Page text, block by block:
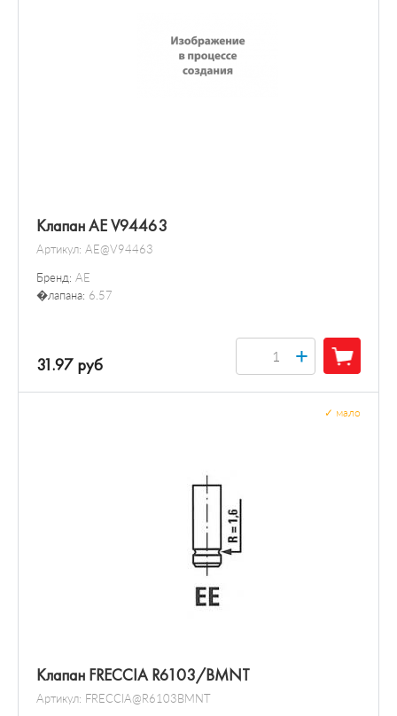
Клапан AE V94463
Артикул: AE@V94463
Бренд: AE
�лапана: 6.57
31.97 руб +
Клапан FRECCIA R6103/BMNT
Артикул: FRECCIA@R6103BMNT
мало